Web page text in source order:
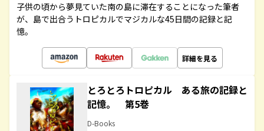
子供の頃から夢見ていた南の島に滞在することになった筆者
が、島で出合うトロピカルでマジカルな45日間の記録と記
憶。
詳細を見る
とろとろトロピカル ある旅の記録と
記憶。 第5巻
D-Books